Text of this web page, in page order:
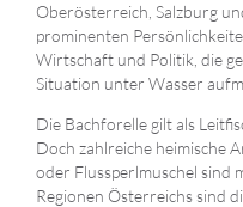
Oberösterreich, Salzburg
prominenten
Wirtschaft und Politik, die
Situation unter Wasser
Die Bachforelle gilt als
Doch zahlreiche heimische
oder Flussperlmuschel sind
Regionen Österreichs sind